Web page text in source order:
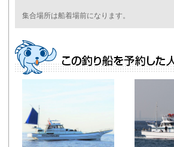
集合場所は船着場前になります。